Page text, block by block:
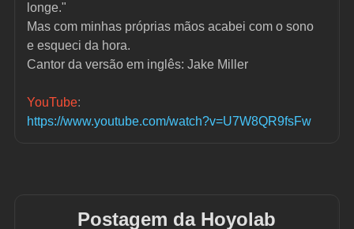
longe."
Mas com minhas próprias mãos acabei com o sono
e esqueci da hora.
Cantor da versão em inglês: Jake Miller
YouTube:
https://www.youtube.com/watch?v=U7W8QR9fsFw
Postagem da Hoyolab